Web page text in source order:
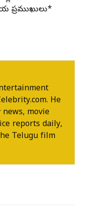
ప్రముఖులు*
He
movie
reports daily,
Telugu film